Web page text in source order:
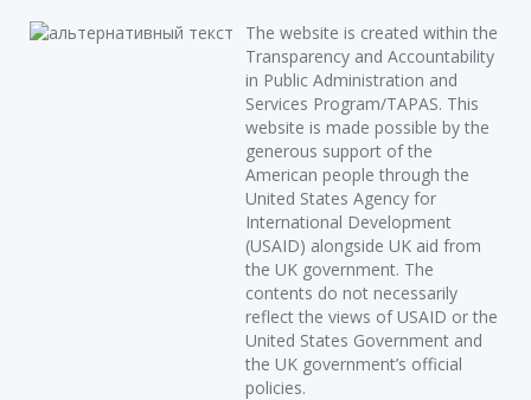
The website is created within the
Transparency and Accountability
in Public Administration and
Services Program/TAPAS. This
website is made possible by the
generous support of the
American people through the
United States Agency for
International Development
(USAID) alongside UK aid from
the UK government. The
contents do not necessarily
reflect the views of USAID or the
United States Government and
the UK government’s official
policies.